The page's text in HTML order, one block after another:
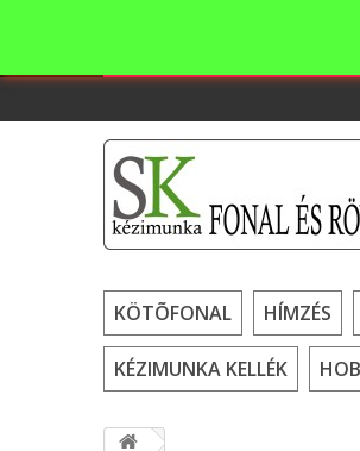
KÖTÕFONAL HÍMZÉS
KÉZIMUNKA KELLÉK